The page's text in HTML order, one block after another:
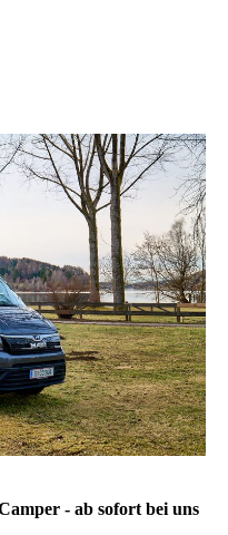
- ab sofort bei uns